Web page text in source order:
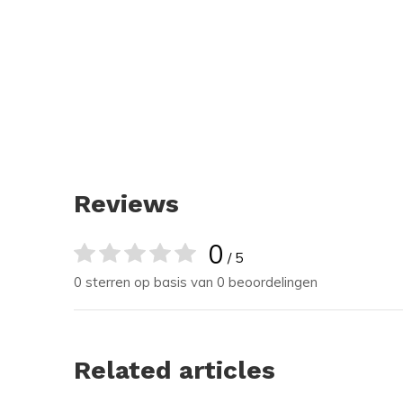
Reviews
0 / 5
0 sterren op basis van 0 beoordelingen
Related articles